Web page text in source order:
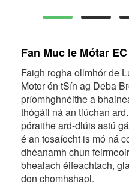
Fan Muc le Mótar EC
Faigh rogha ollmhór de
Motor ón tSín ag Deba
príomhghnéithe a
thógáil ná an tiúchan
póraithe ard-dlúis astú
é an tosaíocht is mó ná
dhéanamh chun
bhealach éifeachtach,
don chomhshaol.